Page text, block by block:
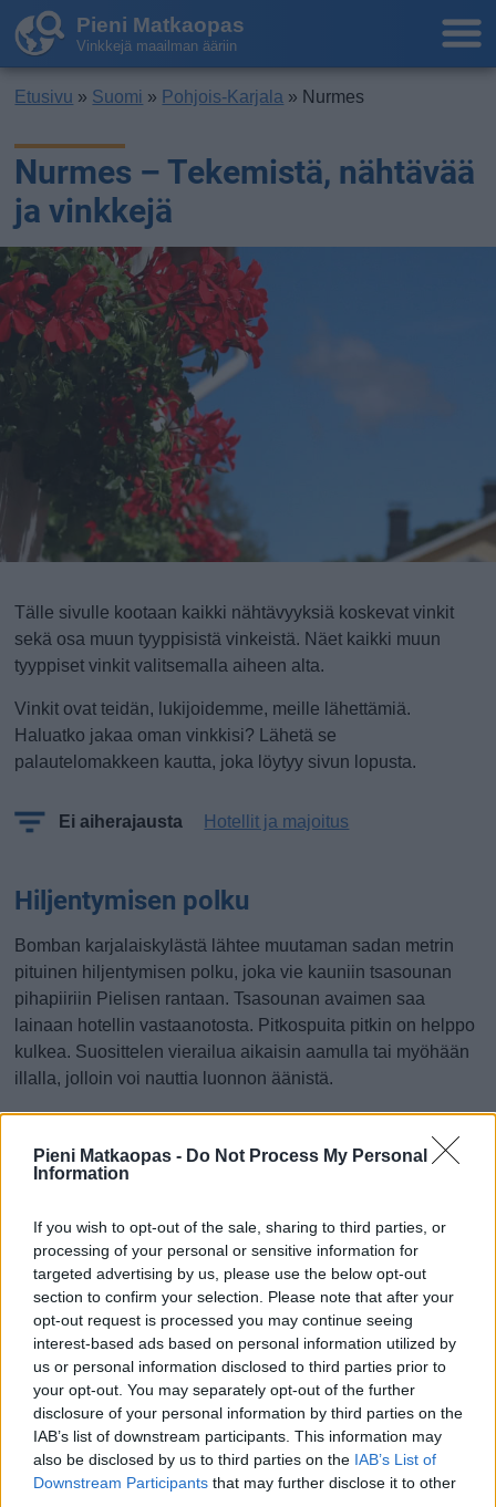
Pieni Matkaopas - Do Not Process My Personal
Information
If you wish to opt-out of the sale, sharing to third parties, or
processing of your personal or sensitive information for
targeted advertising by us, please use the below opt-out
section to confirm your selection. Please note that after your
opt-out request is processed you may continue seeing
interest-based ads based on personal information utilized by
us or personal information disclosed to third parties prior to
your opt-out. You may separately opt-out of the further
disclosure of your personal information by third parties on the
IAB’s list of downstream participants. This information may
also be disclosed by us to third parties on the IAB’s List of
Downstream Participants that may further disclose it to other
Pieni Matkaopas
Vinkkejä maailman ääriin
Etusivu » Suomi » Pohjois-Karjala » Nurmes
Nurmes – Tekemistä, nähtävää
ja vinkkejä
Tälle sivulle kootaan kaikki nähtävyyksiä koskevat vinkit
sekä osa muun tyyppisistä vinkeistä. Näet kaikki muun
tyyppiset vinkit valitsemalla aiheen alta.
Vinkit ovat teidän, lukijoidemme, meille lähettämiä.
Haluatko jakaa oman vinkkisi? Lähetä se
palautelomakkeen kautta, joka löytyy sivun lopusta.
Ei aiherajausta Hotellit ja majoitus
Hiljentymisen polku
Bomban karjalaiskylästä lähtee muutaman sadan metrin
pituinen hiljentymisen polku, joka vie kauniin tsasounan
pihapiiriin Pielisen rantaan. Tsasounan avaimen saa
lainaan hotellin vastaanotosta. Pitkospuita pitkin on helppo
kulkea. Suosittelen vierailua aikaisin aamulla tai myöhään
illalla, jolloin voi nauttia luonnon äänistä.
kelvastakartalle.com/mita-tehda-bomban-ymparistossa/
Bomba, Nurmes (kartalla)
Bomban talo
Bomban talo itsessään on jo nähtävyys. Suuri
hirsirakennus pitää sisällään kesäravintolan, näyttelyitä ja
puoteja.
Suojärvenkatu 1, Nurmes (kartalla)
Nähtävää Ruokailu Ostokset Rauhallinen